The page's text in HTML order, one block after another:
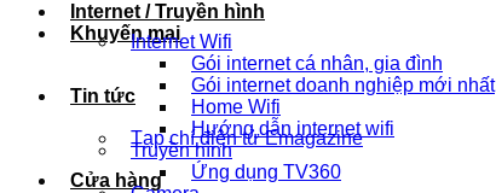
Khuyến mại
Tin tức
Tạp chí điện tử Emagazine
Cửa hàng
Internet / Truyền hình
Internet Wifi
Gói internet cá nhân, gia đình
Gói internet doanh nghiệp mới nhất
Home Wifi
Hướng dẫn internet wifi
Truyền hình
Ứng dụng TV360